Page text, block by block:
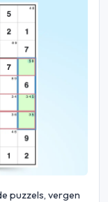
puzzels, vergen